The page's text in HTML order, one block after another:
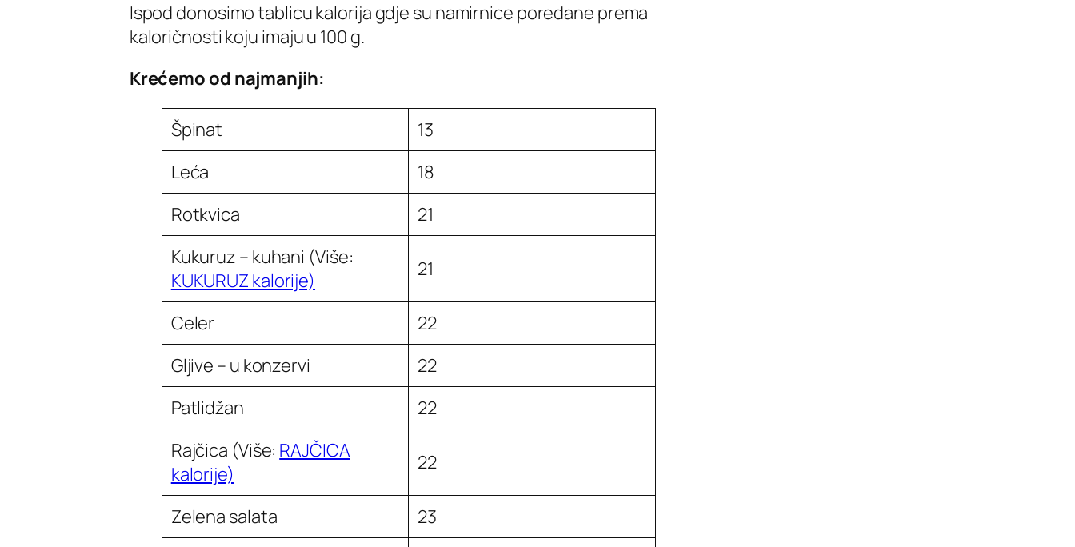
Ispod donosimo tablicu kalorija gdje su namirnice poredane prema
kaloričnosti koju imaju u 100 g.
Krećemo od najmanjih:
Špinat
13
Leća
18
Rotkvica
21
Kukuruz – kuhani (Više:
KUKURUZ kalorije)
21
Celer
22
Gljive – u konzervi
22
Patlidžan
22
Rajčica (Više: RAJČICA
kalorije)
22
Zelena salata
23